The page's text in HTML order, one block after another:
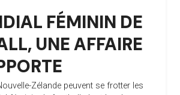
FÉMININ DE
UNE AFFAIRE
Zélande peuvent se frotter les